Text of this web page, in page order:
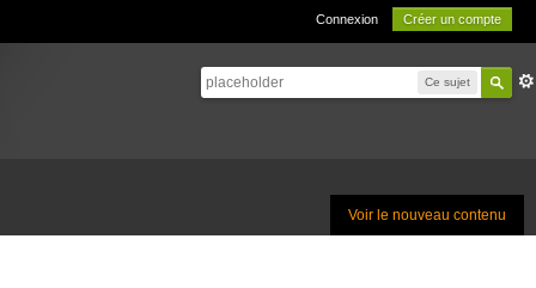
Connexion Créer un compte
Ce sujet
Voir le nouveau contenu